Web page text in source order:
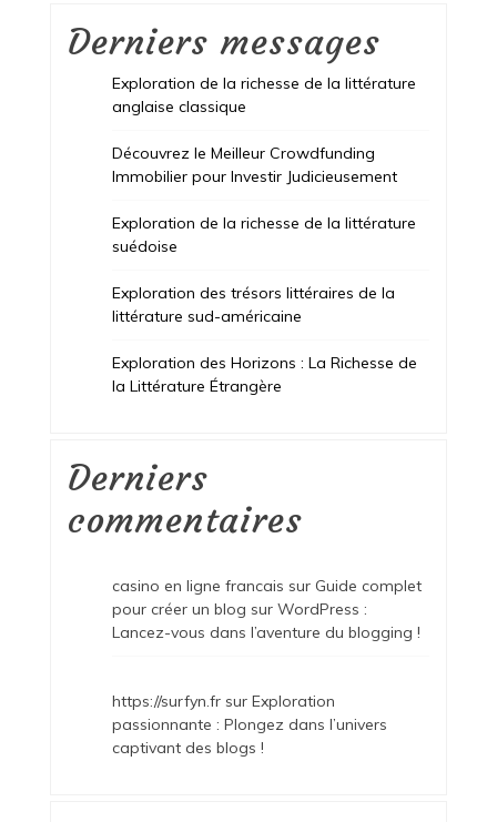
Derniers messages
Exploration de la richesse de la littérature
anglaise classique
Découvrez le Meilleur Crowdfunding
Immobilier pour Investir Judicieusement
Exploration de la richesse de la littérature
suédoise
Exploration des trésors littéraires de la
littérature sud-américaine
Exploration des Horizons : La Richesse de
la Littérature Étrangère
Derniers
commentaires
casino en ligne francais sur Guide complet
pour créer un blog sur WordPress :
Lancez-vous dans l’aventure du blogging !
https://surfyn.frsur Exploration
passionnante : Plongez dans l’univers
captivant des blogs !